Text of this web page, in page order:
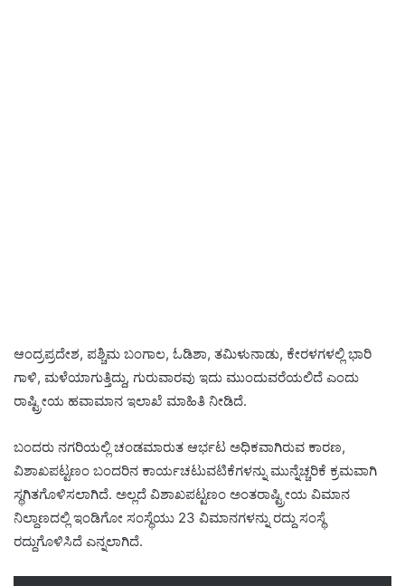
ಆಂದ್ರಪ್ರದೇಶ, ಪಶ್ಚಿಮ ಬಂಗಾಲ, ಓಡಿಶಾ, ತಮಿಳುನಾಡು,‌ ಕೇರಳಗಳಲ್ಲಿ ಭಾರಿ
ಗಾಳಿ,‌ ಮಳೆಯಾಗುತ್ತಿದ್ದು, ಗುರುವಾರವು ಇದು ಮುಂದುವರೆಯಲಿದೆ ಎಂದು
ರಾಷ್ಟ್ರೀಯ ಹವಾಮಾನ ಇಲಾಖೆ ಮಾಹಿತಿ ನೀಡಿದೆ.
ಬಂದರು ನಗರಿಯಲ್ಲಿ ಚಂಡಮಾರುತ‌ ಆರ್ಭಟ ಅಧಿಕವಾಗಿರುವ ಕಾರಣ,‌
ವಿಶಾಖ‌ಪಟ್ಟಣಂ ಬಂದರಿನ ಕಾರ್ಯ‌ಚಟುವಟಿಕೆಗಳನ್ನು ಮುನ್ನೆಚ್ಚರಿಕೆ ಕ್ರಮವಾಗಿ
ಸ್ಥಗಿತಗೊಳಿಸಲಾಗಿದೆ. ಅಲ್ಲದೆ ವಿಶಾಖಪಟ್ಟಣಂ ಅಂತರಾಷ್ಟ್ರೀಯ ವಿಮಾನ‌
ನಿಲ್ದಾಣದಲ್ಲಿ ಇಂಡಿಗೋ ಸಂಸ್ಥೆಯು 23 ವಿಮಾನಗಳನ್ನು ರದ್ದು‌ ಸಂಸ್ಥೆ
ರದ್ದುಗೊಳಿಸಿದೆ ಎನ್ನಲಾಗಿದೆ.